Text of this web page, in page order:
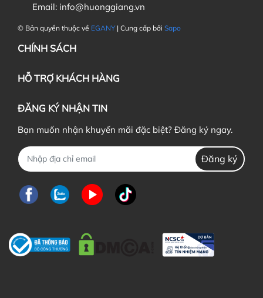
Email: info@huonggiang.vn
© Bản quyền thuộc về EGANY | Cung cấp bởi Sapo
CHÍNH SÁCH
HỖ TRỢ KHÁCH HÀNG
ĐĂNG KÝ NHẬN TIN
Bạn muốn nhận khuyến mãi đặc biệt? Đăng ký ngay.
Đăng ký